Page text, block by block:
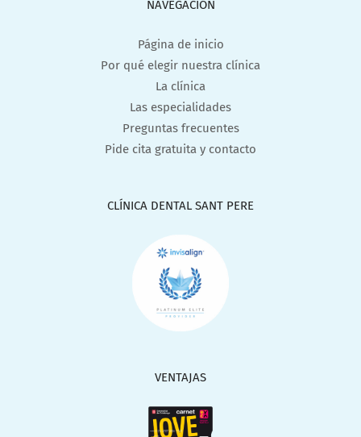
NAVEGACIÓN
Página de inicio
Por qué elegir nuestra clínica
La clínica
Las especialidades
Preguntas frecuentes
Pide cita gratuita y contacto
CLÍNICA DENTAL SANT PERE
VENTAJAS